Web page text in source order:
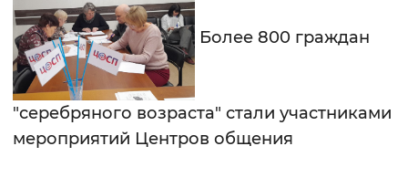
Более 800 граждан
"серебряного возраста" стали участниками
мероприятий Центров общения